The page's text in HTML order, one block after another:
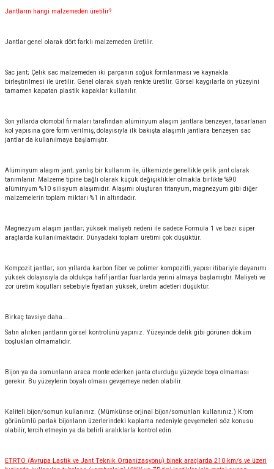
Jantların hangi malzemeden üretilir?
Jantlar genel olarak dört farklı malzemeden üretilir.
Sac jant; Çelik sac malzemeden iki parçanın soğuk formlanması ve kaynakla
birleştirilmesi ile üretilir. Genel olarak siyah renkte üretilir. Görsel kaygılarla ön yüzeyini
tamamen kapatan plastik kapaklar kullanılır.
Son yıllarda otomobil firmaları tarafından alüminyum alaşım jantlara benzeyen, tasarlanan
kol yapısına göre form verilmiş, dolayısıyla ilk bakışta alaşımlı jantlara benzeyen sac
jantlar da kullanılmaya başlamıştır.
Alüminyum alaşım jant; yanlış bir kullanım ile, ülkemizde genellikle çelik jant olarak
tanımlanır. Malzeme tipine bağlı olarak küçük değişiklikler olmakla birlikte %90
alüminyum %10 silisyum alaşımıdır. Alaşımı oluşturan titanyum, magnezyum gibi diğer
malzemelerin toplam miktarı %1 in altındadır.
Magnezyum alaşım jantlar; yüksek maliyeti nedeni ile sadece Formula 1 ve bazı süper
araçlarda kullanılmaktadır. Dünyadaki toplam üretimi çok düşüktür.
Kompozit jantlar; son yıllarda karbon fiber ve polimer kompozitli, yapısı itibariyle dayanımı
yüksek dolayısıyla da oldukça hafif jantlar fuarlarda yerini almaya başlamıştır. Maliyeti ve
zor üretim koşulları sebebiyle fiyatları yüksek, üretim adetleri düşüktür.
Birkaç tavsiye daha...
Satın alırken jantların görsel kontrolünü yapınız. Yüzeyinde delik gibi görünen döküm
boşlukları olmamalıdır.
Bijon ya da somunların araca monte ederken janta oturduğu yüzeyde boya olmaması
gerekir. Bu yüzeylerin boyalı olması gevşemeye neden olabilir.
Kaliteli bijon/somun kullanınız. (Mümkünse orjinal bijon/somunları kullanınız.) Krom
görünümlü parlak bijonların üzerlerindeki kaplama nedeniyle gevşemeleri söz konusu
olabilir, tercih etmeyin ya da belirli aralıklarla kontrol edin.
ETRTO (Avrupa Lastik ve Jant Teknik Organizasyonu) binek araçlarda 210 km/s ve üzeri